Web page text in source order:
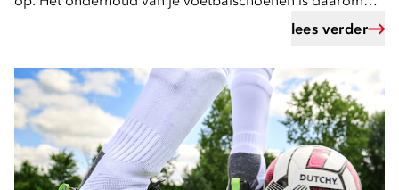
erg belangrijk. Maar hoe moet je voetbalschoenen
lees verder